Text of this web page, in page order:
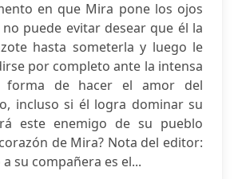
en que Mira pone los ojos
puede evitar desear que él la
hasta someterla y luego le
por completo ante la intensa
forma de hacer el amor del
incluso si él logra dominar su
este enemigo de su pueblo
de Mira? Nota del editor:
su compañera es el...